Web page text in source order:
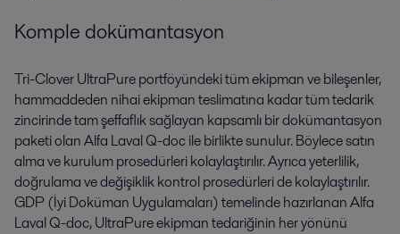
Komple dokümantasyon
Tri-Clover UltraPure portföyündeki tüm ekipman ve bileşenler,
hammaddeden nihai ekipman teslimatına kadar tüm tedarik
zincirinde tam şeffaflık sağlayan kapsamlı bir dokümantasyon
paketi olan Alfa Laval Q-doc ile birlikte sunulur. Böylece satın
alma ve kurulum prosedürleri kolaylaştırılır. Ayrıca yeterlilik,
doğrulama ve değişiklik kontrol prosedürleri de kolaylaştırılır.
GDP (İyi Doküman Uygulamaları) temelinde hazırlanan Alfa
Laval Q-doc, UltraPure ekipman tedariğinin her yönünü